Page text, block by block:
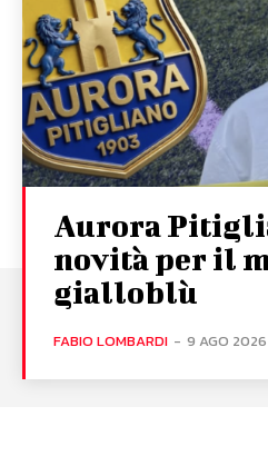
Aurora
novità per il
gialloblù
FABIO LOMBARDI - 9 AGO 2026